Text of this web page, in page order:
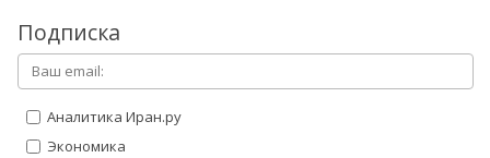
Подписка
Аналитика Иран.ру
Экономика